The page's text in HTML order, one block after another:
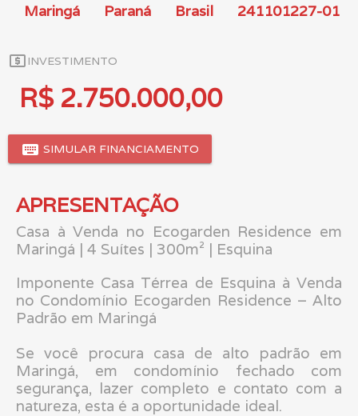
Maringá Paraná Brasil 241101227-01
local_atm INVESTIMENTO
R$ 2.750.000,00
keyboard SIMULAR FINANCIAMENTO
APRESENTAÇÃO
Casa à Venda no Ecogarden Residence em
Maringá | 4 Suítes | 300m² | Esquina
Imponente Casa Térrea de Esquina à Venda
no Condomínio Ecogarden Residence – Alto
Padrão em Maringá
Se você procura casa de alto padrão em
Maringá, em condomínio fechado com
segurança, lazer completo e contato com a
natureza, esta é a oportunidade ideal.